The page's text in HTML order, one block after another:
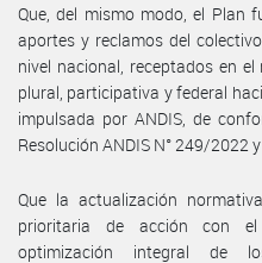
Que, del mismo modo, el Plan
aportes y reclamos del
nivel nacional, receptados en
plural, participativa y federal
impulsada por ANDIS, de
Resolución ANDIS N° 249/2022
Que la actualización
prioritaria de acción con
optimización integral de